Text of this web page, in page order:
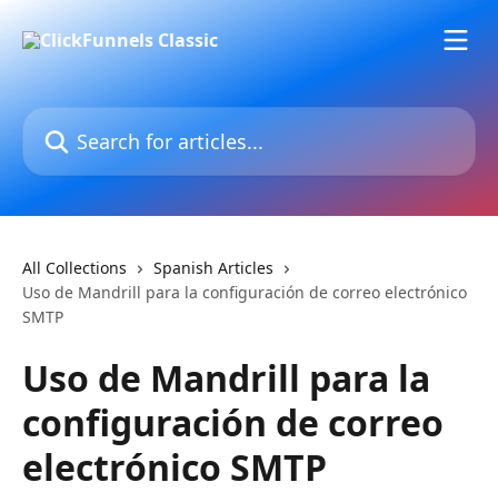
Search for articles...
All Collections
Spanish Articles
Uso de Mandrill para la configuración de correo electrónico
SMTP
Uso de Mandrill para la
configuración de correo
electrónico SMTP